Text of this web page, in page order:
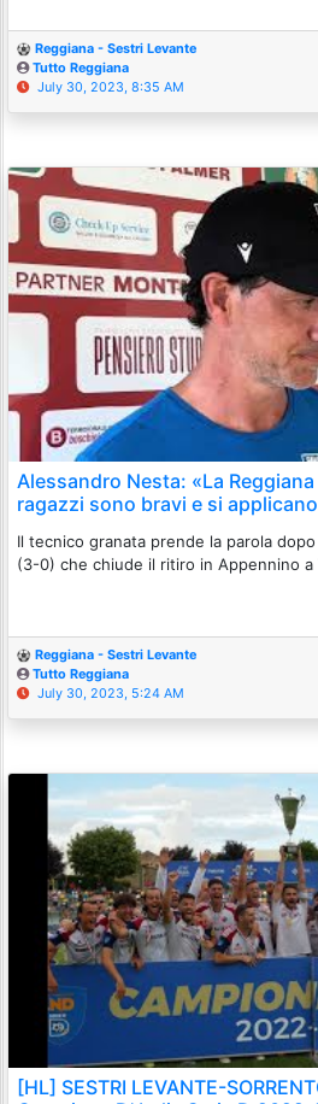
Reggiana - Sestri Levante
Tutto Reggiana
July 30, 2023, 8:35 AM
Alessandro Nesta: «La
ragazzi sono bravi e si
Il tecnico granata prende la parola
(3-0) che chiude il ritiro in Appennino a
Reggiana - Sestri Levante
Tutto Reggiana
July 30, 2023, 5:24 AM
[HL] SESTRI LEVANTE-